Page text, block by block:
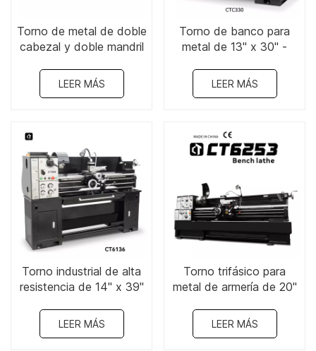
Torno de metal de doble
cabezal y doble mandril
LEER MÁS
Torno de banco para
metal de 13" x 30" -
LEER MÁS
Torno industrial de alta
resistencia de 14" x 39"
LEER MÁS
Torno trifásico para
metal de armería de 20"
LEER MÁS